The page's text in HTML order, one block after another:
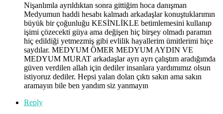
Nişanlımla ayrıldıktan sonra gittiğim hoca danışman
Medyumun haddi hesabı kalmadı arkadaşlar konuştuklarımın
büyük bir çoğunluğu KESİNLİKLE betimlemesini kullanıp
işimi çözecekti güya ama değişen hiç birşey olmadı paramın
hiç edildiği yetmezmiş gibi evlilik hayallerim ümitlerimi hiçe
saydılar. MEDYUM ÖMER MEDYUM AYDIN VE
MEDYUM MURAT arkadaşlar ayrı ayrı çalıştım aradığımda
güven verdilen allah için dediler insanlara yardımımız olsun
istiyoruz dediler. Hepsi yalan dolan çıktı sakın ama sakın
aramayın bile ben yandım siz yanmayın
Reply